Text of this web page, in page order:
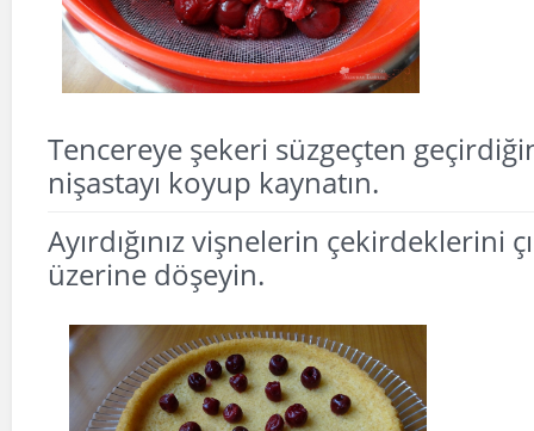
Tencereye şekeri süzgeçten
nişastayı koyup kaynatın.
Ayırdığınız vişnelerin çekirdeklerini
üzerine döşeyin.